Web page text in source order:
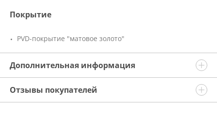
Покрытие
PVD-покрытие "матовое золото"
Дополнительная информация
Отзывы покупателей